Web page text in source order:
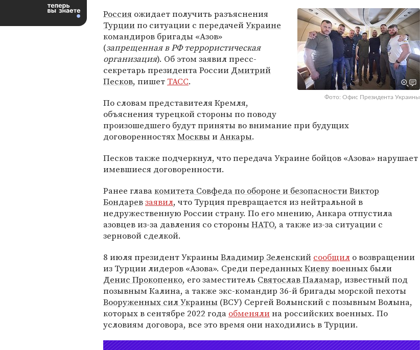
Фото: Офис Президента Украины
Россия ожидает получить разъяснения
Турциипо ситуации с передачейУкраине
командиров бригады «Азов»
(запрещенная в РФ террористическая
организация). Об этом заявил пресс-
секретарь президента России Дмитрий
Песков, пишет ТАСС.
По словам представителя Кремля,
объяснения турецкой стороны по поводу
произошедшего будут приняты во внимание при будущих
договоренностяхМосквыиАнкары.
Песков также подчеркнул, что передача Украине бойцов «Азова» нарушает
имевшиеся договоренности.
Ранее главакомитета Совфеда по обороне и безопасностиВиктор
Бондаревзаявил, что Турция превращается из нейтральной в
недружественную России страну. По его мнению, Анкара отпустила
азовцев из-за давления со стороныНАТО, а также из-за ситуации с
зерновой сделкой.
8 июля президент УкраиныВладимир Зеленский сообщил о возвращении
из Турции лидеров «Азова». Среди переданныхКиевувоенных были
Денис Прокопенко, его заместитель Святослав Паламар, известный под
позывным Калина, а также экс-командир 36-й бригады морской пехоты
Вооруженных сил Украины (ВСУ) Сергей Волынский с позывным Волына,
которых в сентябре 2022 года обменялина российских военных. По
условиям договора, все это время они находились в Турции.